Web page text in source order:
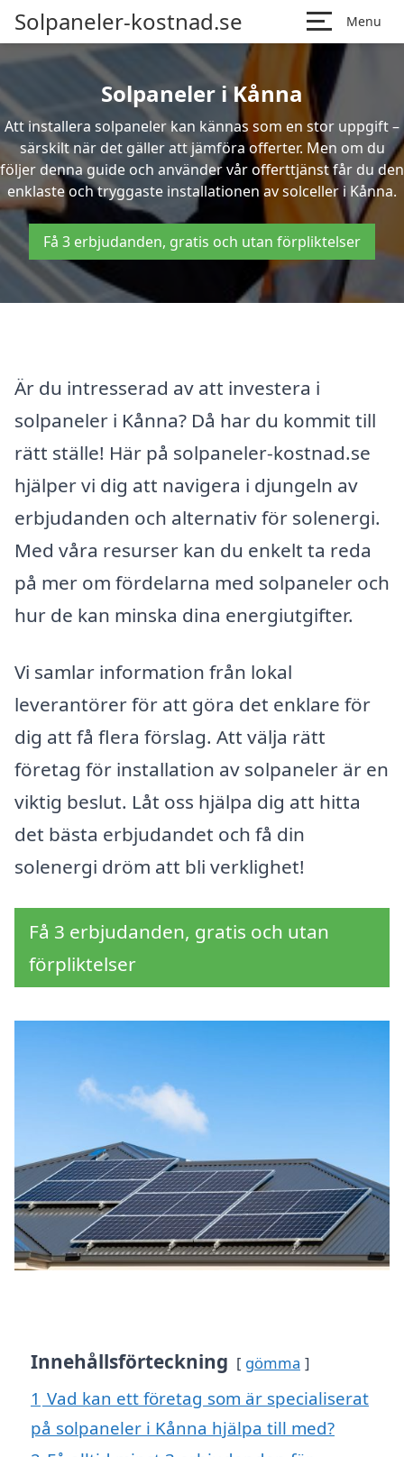
Solpaneler-kostnad.se Menu
Solpaneler i Kånna
Att installera solpaneler kan kännas som en stor uppgift –
särskilt när det gäller att jämföra offerter. Men om du
följer denna guide och använder vår offerttjänst får du den
enklaste och tryggaste installationen av solceller i Kånna.
Få 3 erbjudanden, gratis och utan förpliktelser
Är du intresserad av att investera i
solpaneler i Kånna? Då har du kommit till
rätt ställe! Här på solpaneler-kostnad.se
hjälper vi dig att navigera i djungeln av
erbjudanden och alternativ för solenergi.
Med våra resurser kan du enkelt ta reda
på mer om fördelarna med solpaneler och
hur de kan minska dina energiutgifter.
Vi samlar information från lokal
leverantörer för att göra det enklare för
dig att få flera förslag. Att välja rätt
företag för installation av solpaneler är en
viktig beslut. Låt oss hjälpa dig att hitta
det bästa erbjudandet och få din
solenergi dröm att bli verklighet!
Få 3 erbjudanden, gratis och utan
förpliktelser
Innehållsförteckning gömma
1 Vad kan ett företag som är specialiserat
på solpaneler i Kånna hjälpa till med?